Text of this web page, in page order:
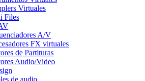
Virtuales
Files
A/V
FX virtuales
de Partituras
Audio/Video
de audio